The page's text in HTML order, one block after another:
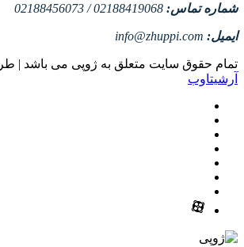
شماره تماس: 02188419068 / 02188456073
ایمیل: info@zhuppi.com
تمام حقوق سایت متعلق به ژوپی می باشد |
آرشیتاوب